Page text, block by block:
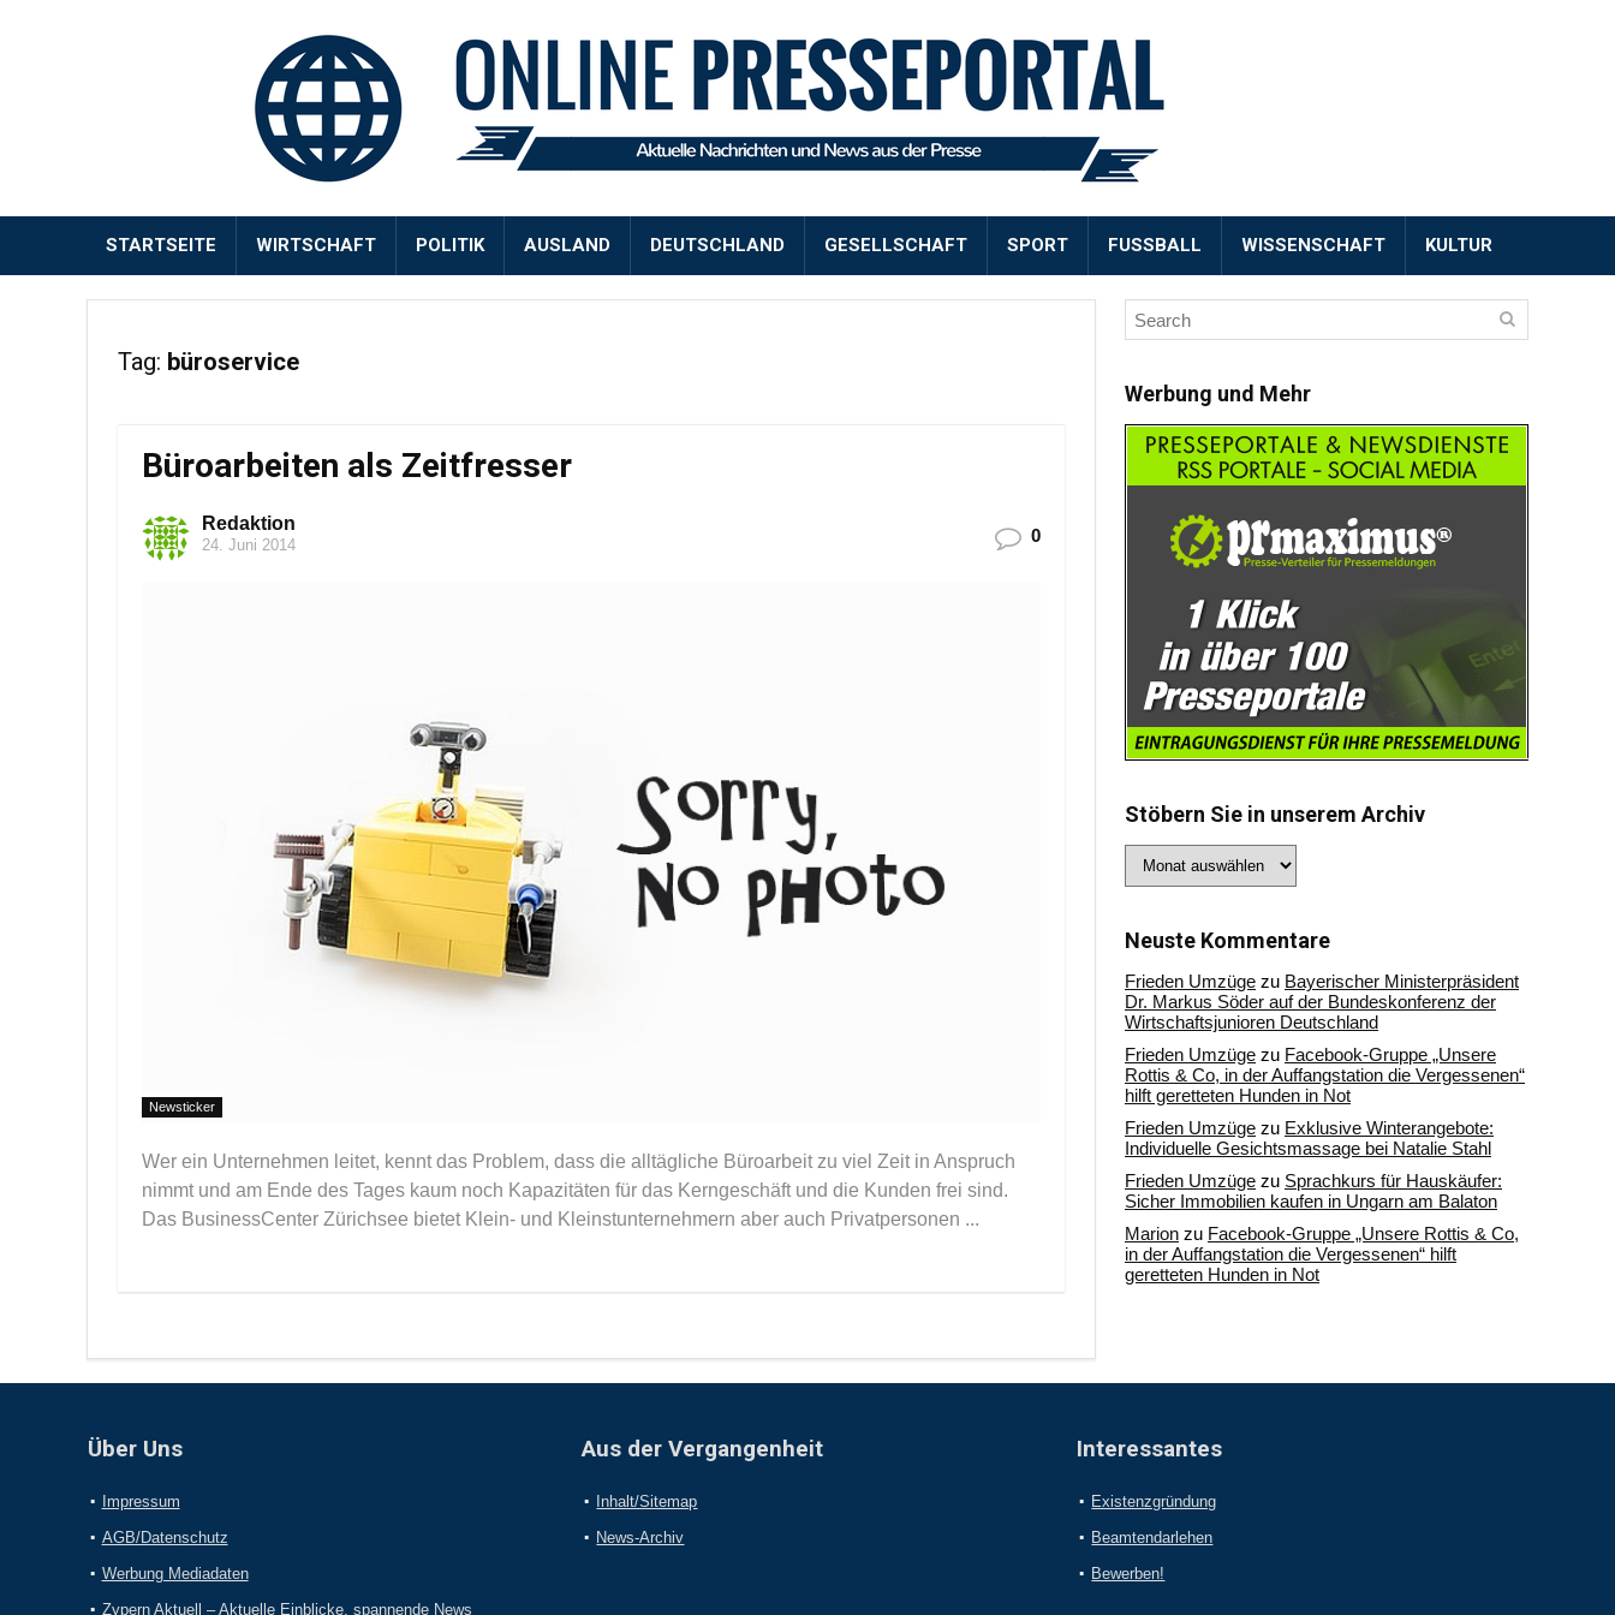
STARTSEITE WIRTSCHAFT POLITIK AUSLAND DEUTSCHLAND GESELLSCHAFT SPORT FUSSBALL WISSENSCHAFT KULTUR
Tag: büroservice
Büroarbeiten als Zeitfresser
Redaktion
24. Juni 2014 0
Newsticker
Wer ein Unternehmen leitet, kennt das Problem, dass die alltägliche Büroarbeit zu viel Zeit in Anspruch
nimmt und am Ende des Tages kaum noch Kapazitäten für das Kerngeschäft und die Kunden frei sind.
Das BusinessCenter Zürichsee bietet Klein- und Kleinstunternehmern aber auch Privatpersonen ...
Werbung und Mehr
Stöbern Sie in unserem Archiv
Sie
Archiv
Neuste Kommentare
Frieden Umzüge zu Bayerischer Ministerpräsident
Dr. Markus Söder auf der Bundeskonferenz der
Wirtschaftsjunioren Deutschland
Frieden Umzüge zu Facebook-Gruppe „Unsere
Rottis & Co, in der Auffangstation die Vergessenen“
hilft geretteten Hunden in Not
Frieden Umzüge zu Exklusive Winterangebote:
Individuelle Gesichtsmassage bei Natalie Stahl
Frieden Umzüge zu Sprachkurs für Hauskäufer:
Sicher Immobilien kaufen in Ungarn am Balaton
Marion zu Facebook-Gruppe „Unsere Rottis & Co,
in der Auffangstation die Vergessenen“ hilft
geretteten Hunden in Not
Über Uns
Impressum
AGB/Datenschutz
Werbung Mediadaten
Zypern Aktuell – Aktuelle Einblicke, spannende News
Aus der Vergangenheit
Inhalt/Sitemap
News-Archiv
Interessantes
Existenzgründung
Beamtendarlehen
Bewerben!